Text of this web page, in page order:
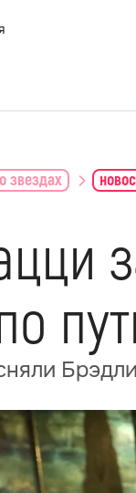
звездах